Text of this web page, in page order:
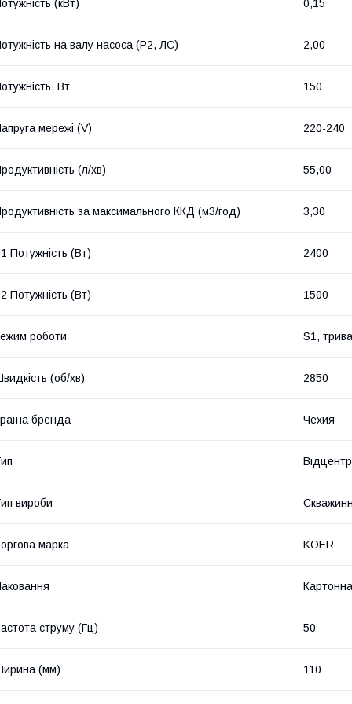
Потужність (кВт) 0,15
на валу насоса (P2, ЛС) 2,00
Вт 150
мережі (V) 220-240
(л/хв) 55,00
за максимального ККД (м3/год) 3,30
Потужність (Вт) 2400
Потужність (Вт) 1500
роботи S1,
(об/хв) 2850
бренда Чехия
вироби
марка KOER
струму (Гц) 50
(мм) 110